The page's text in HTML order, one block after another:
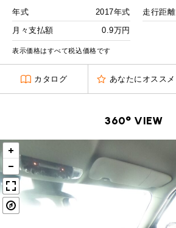
iRで愛車を売却されたお客様の声
BMWミニ買取査定依頼
ローバーミニ買取査定依頼
最近の修理実績
スタッフブログ
User's Voice 購入者様の声
Movie
BMWミニナレッジ
ローバーミニナレッジ
ABOUT iR iRについて
会社概要
MAP
RECRUIT 採用情報
2回目以降
ボーナス月追加額
残価ローンの場合
総支払額
頭金
残価
支払回数
年式 2017年式 走行距離
月々支払額
0.9万円
表示価格はすべて税込価格です
カタログ あなたにオススメ
360° VIEW